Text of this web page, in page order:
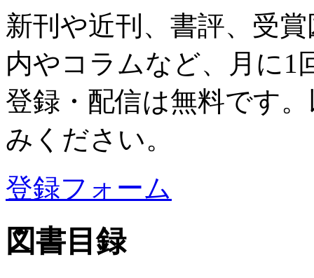
新刊や近刊、書評、受
内やコラムなど、月に1
登録・配信は無料です
みください。
登録フォーム
図書目録